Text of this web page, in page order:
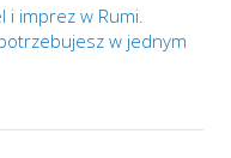
i imprez w Rumi.
w jednym